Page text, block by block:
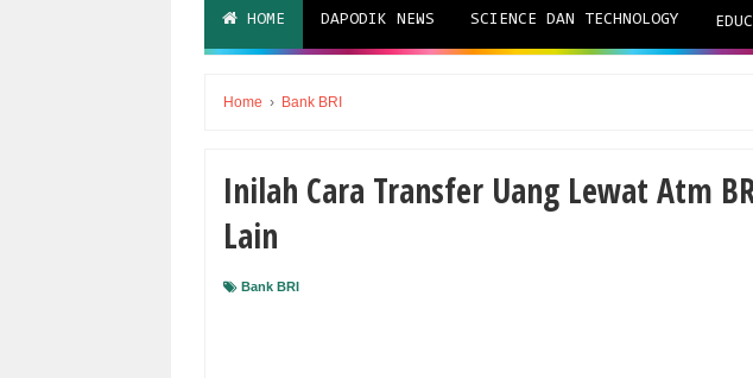
HOME DAPODIK NEWS SCIENCE DAN TECHNOLOGY
Home › Bank BRI
Inilah Cara Transfer Uang Lewat Atm
Lain
Bank BRI